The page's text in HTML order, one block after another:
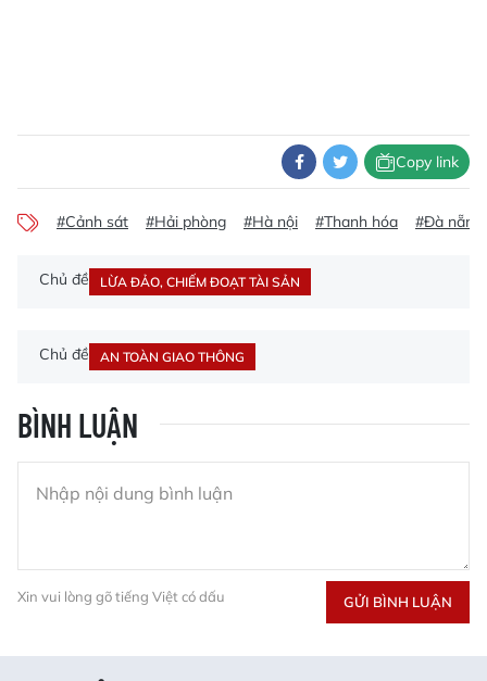
Copy link
#Cảnh sát #Hải phòng #Hà nội #Thanh hóa #Đà nẵng
Chủ đề LỪA ĐẢO, CHIẾM ĐOẠT TÀI SẢN
Chủ đề AN TOÀN GIAO THÔNG
BÌNH LUẬN
Xin vui lòng gõ tiếng Việt có dấu GỬI BÌNH LUẬN